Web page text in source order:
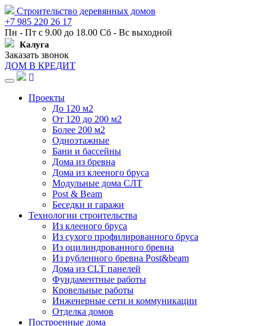
Строительство деревянных домов
+7 985 220 26 17
Пн - Пт с 9.00 до 18.00 Сб - Вс выходной
Калуга
Заказать звонок
ДОМ В КРЕДИТ
Навигация
Проекты
До 120 м2
От 120 до 200 м2
Более 200 м2
Одноэтажные
Бани и бассейны
Дома из бревна
Дома из клееного бруса
Модульные дома СЛТ
Post & Beam
Беседки и гаражи
Технологии строительства
Из клееного бруса
Из сухого профилированного бруса
Из оцилиндрованного бревна
Из рубленного бревна Post&beam
Дома из CLT панелей
Фундаментные работы
Кровельные работы
Инженерные сети и коммуникации
Отделка домов
Построенные дома